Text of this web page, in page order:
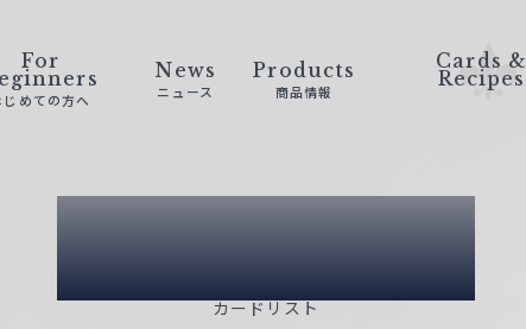
For
じめての方へ
News
ニュース
Products
商品情報
Cards &
Recipes
Card List
カードリスト